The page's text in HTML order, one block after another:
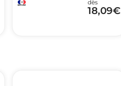
dès
18,09€